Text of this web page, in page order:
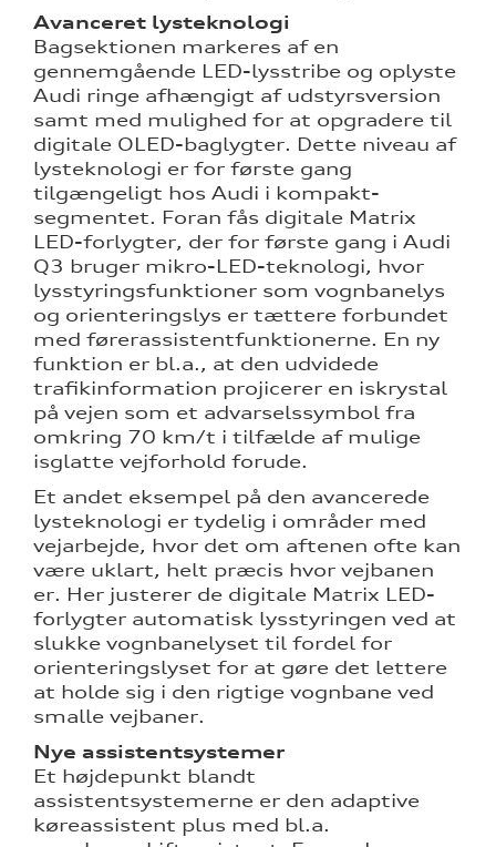
Avanceret lysteknologi
Bagsektionen markeres af en
gennemgående LED-lysstribe og oplyste
Audi ringe afhængigt af udstyrsversion
samt med mulighed for at opgradere til
digitale OLED-baglygter. Dette niveau af
lysteknologi er for første gang
tilgængeligt hos Audi i kompakt-
segmentet. Foran fås digitale Matrix
LED-forlygter, der for første gang i Audi
Q3 bruger mikro-LED-teknologi, hvor
lysstyringsfunktioner som vognbanelys
og orienteringslys er tættere forbundet
med førerassistentfunktionerne. En ny
funktion er bl.a., at den udvidede
trafikinformation projicerer en iskrystal
på vejen som et advarselssymbol fra
omkring 70 km/t i tilfælde af mulige
isglatte vejforhold forude.
Et andet eksempel på den avancerede
lysteknologi er tydelig i områder med
vejarbejde, hvor det om aftenen ofte kan
være uklart, helt præcis hvor vejbanen
er. Her justerer de digitale Matrix LED-
forlygter automatisk lysstyringen ved at
slukke vognbanelyset til fordel for
orienteringslyset for at gøre det lettere
at holde sig i den rigtige vognbane ved
smalle vejbaner.
Nye assistentsystemer
Et højdepunkt blandt
assistentsystemerne er den adaptive
køreassistent plus med bl.a.